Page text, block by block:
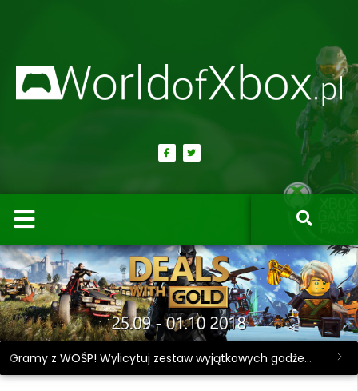
Gramy z WOŚP! Wylicytuj zestaw wyjątkowych gadżetów.